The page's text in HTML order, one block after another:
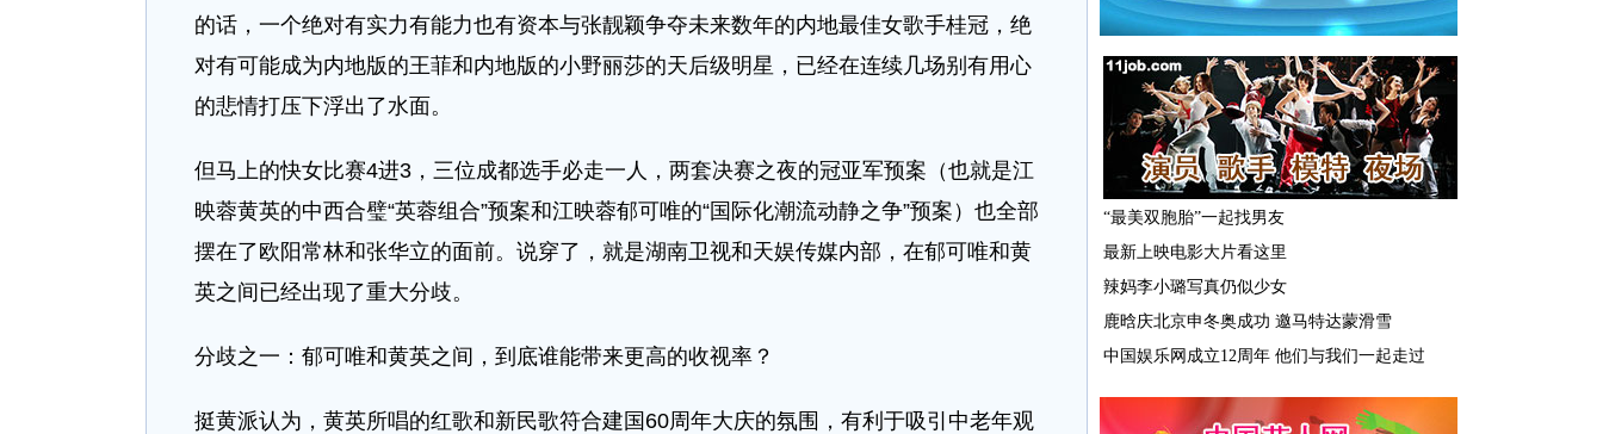
的话，一个绝对有实力有能力也有资本与张靓颖争夺未来数年的内地最佳女歌手桂冠，绝
对有可能成为内地版的王菲和内地版的小野丽莎的天后级明星，已经在连续几场别有用心
的悲情打压下浮出了水面。
但马上的快女比赛4进3，三位成都选手必走一人，两套决赛之夜的冠亚军预案（也就是江
映蓉黄英的中西合璧“英蓉组合”预案和江映蓉郁可唯的“国际化潮流动静之争”预案）也全部
摆在了欧阳常林和张华立的面前。说穿了，就是湖南卫视和天娱传媒内部，在郁可唯和黄
英之间已经出现了重大分歧。
分歧之一：郁可唯和黄英之间，到底谁能带来更高的收视率？
挺黄派认为，黄英所唱的红歌和新民歌符合建国60周年大庆的氛围，有利于吸引中老年观